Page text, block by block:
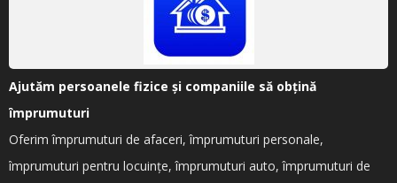
Ajutăm persoanele fizice și companiile să obțină
împrumuturi
Oferim împrumuturi de afaceri, împrumuturi personale,
împrumuturi pentru locuințe, împrumuturi auto, împrumuturi de